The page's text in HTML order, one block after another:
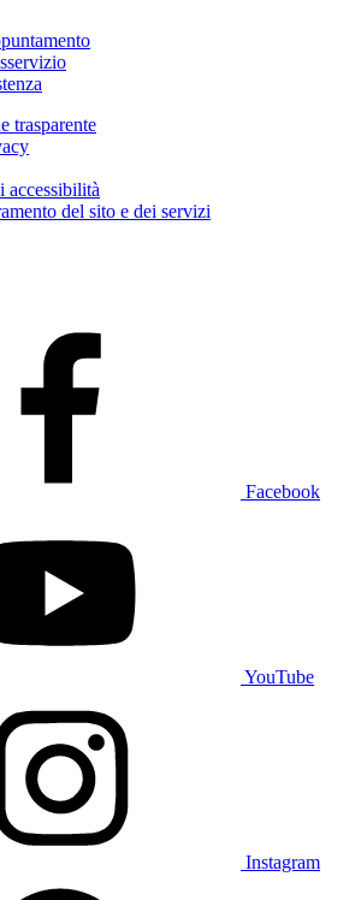
trasparente
accessibilità
del sito e dei servizi
Facebook
YouTube
Instagram